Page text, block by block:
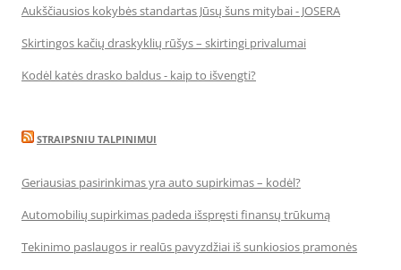
Aukščiausios kokybės standartas Jūsų šuns mitybai - JOSERA
Skirtingos kačių draskyklių rūšys – skirtingi privalumai
Kodėl katės drasko baldus - kaip to išvengti?
STRAIPSNIU TALPINIMUI
Geriausias pasirinkimas yra auto supirkimas – kodėl?
Automobilių supirkimas padeda išspręsti finansų trūkumą
Tekinimo paslaugos ir realūs pavyzdžiai iš sunkiosios pramonės